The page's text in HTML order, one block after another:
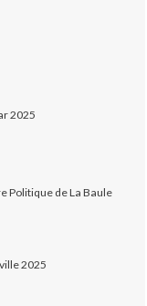
2025
Politique de La Baule
2025